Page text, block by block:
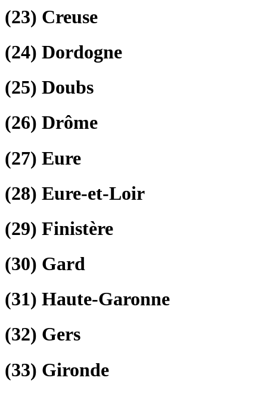
(23) Creuse
(24) Dordogne
(25) Doubs
(26) Drôme
(27) Eure
(28) Eure-et-Loir
(29) Finistère
(30) Gard
(31) Haute-Garonne
(32) Gers
(33) Gironde